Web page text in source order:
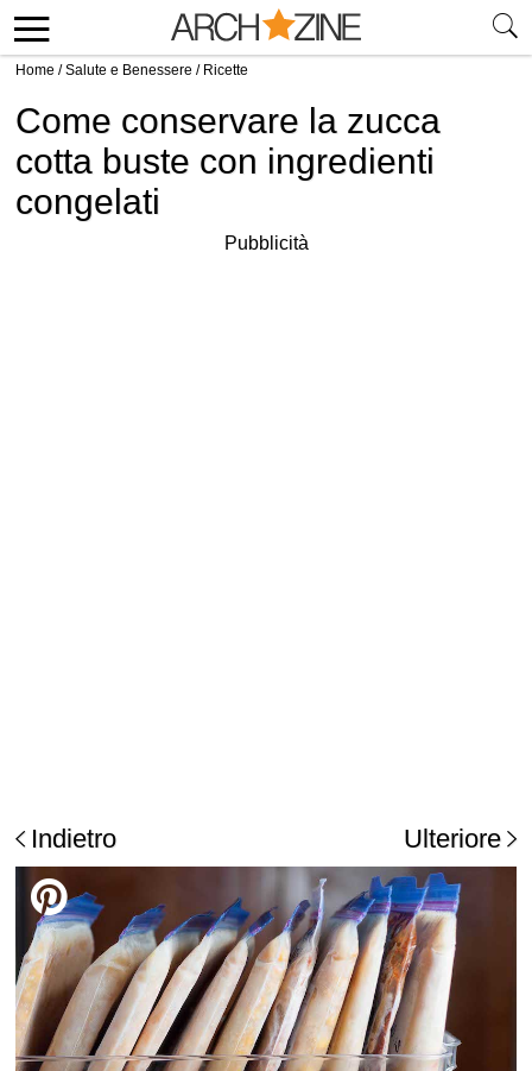
Home /Salute e Benessere / Ricette
Come conservare la zucca
cotta buste con ingredienti
congelati
Pubblicità
Indietro Ulteriore